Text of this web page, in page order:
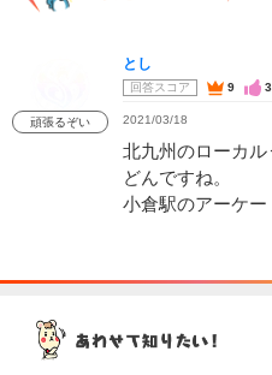
頑張るぞい
とし
回答スコア 9
2021/03/18
北九州のローカル
どんですね。
小倉駅のアーケ